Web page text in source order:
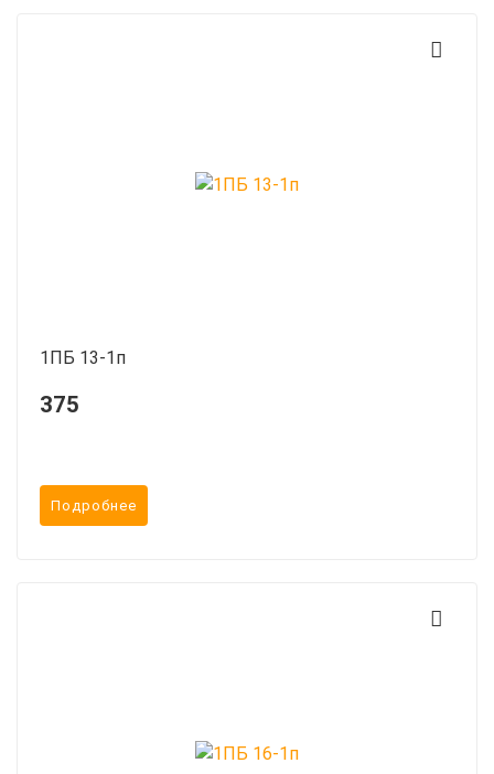
1ПБ 13-1п
375
Подробнее